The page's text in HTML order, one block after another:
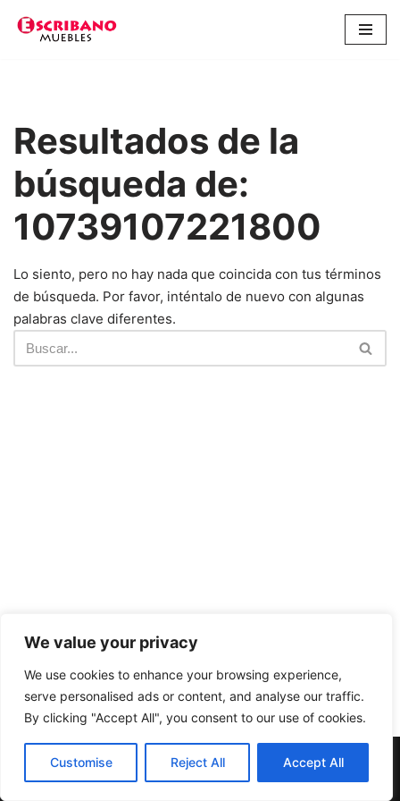
We value your privacy
We use cookies to enhance your browsing experience,
serve personalised ads or content, and analyse our traffic.
By clicking "Accept All", you consent to our use of cookies.
Customise Reject All Accept All
Resultados de la
búsqueda de:
10739107221800
Lo siento, pero no hay nada que coincida con tus términos
de búsqueda. Por favor, inténtalo de nuevo con algunas
palabras clave diferentes.
| Telf:957137396 | 14412 Pedroche (Córdoba)